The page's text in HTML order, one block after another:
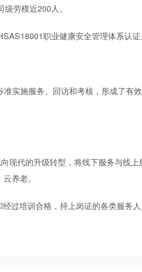
劳模近200人。
职业健康安全管理体系认证
实施服务、回访和考核，形成了有
现代的升级转型，将线下服务与线上
养老。
过培训合格，持上岗证的各类服务